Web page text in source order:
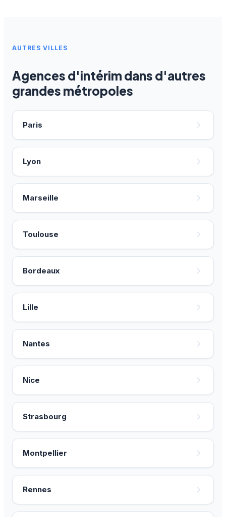
AUTRES VILLES
Agences d'intérim dans d'autres
grandes métropoles
Paris
Lyon
Marseille
Toulouse
Bordeaux
Lille
Nantes
Nice
Strasbourg
Montpellier
Rennes